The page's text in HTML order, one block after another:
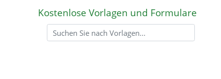
Kostenlose Vorlagen und Formulare